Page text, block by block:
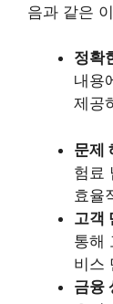
음과 같은
정확
내용
제공
문제
험료
효율
고객
통해
비스
금융